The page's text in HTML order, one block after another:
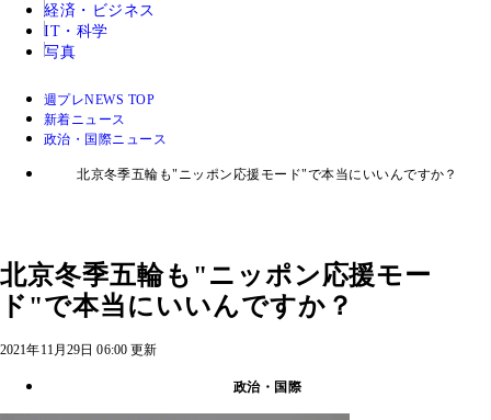
経済・ビジネス
IT・科学
写真
週プレNEWS TOP
新着ニュース
政治・国際ニュース
北京冬季五輪も"ニッポン応援モード"で本当にいいんですか？
北京冬季五輪も"ニッポン応援モー
ド"で本当にいいんですか？
2021年11月29日 06:00 更新
政治・国際